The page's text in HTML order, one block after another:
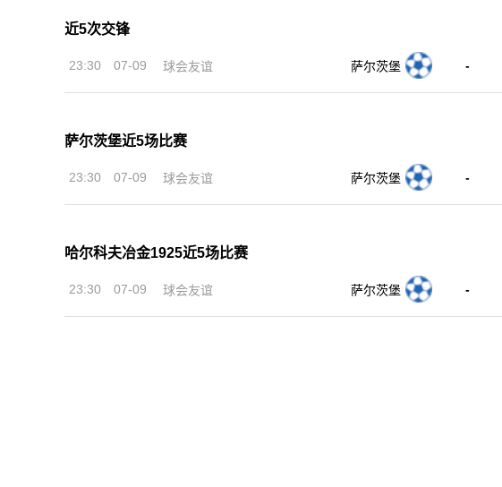
近5次交锋
23:30 07-09 球会友谊 萨尔茨堡 -
萨尔茨堡近5场比赛
23:30 07-09 球会友谊 萨尔茨堡 -
哈尔科夫冶金1925近5场比赛
23:30 07-09 球会友谊 萨尔茨堡 -